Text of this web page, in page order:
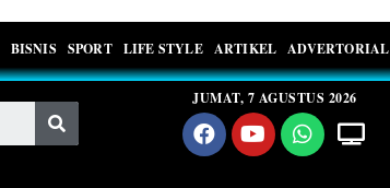
BISNIS SPORT LIFE STYLE ARTIKEL ADVERTORIAL
JUMAT, 7 AGUSTUS 2026